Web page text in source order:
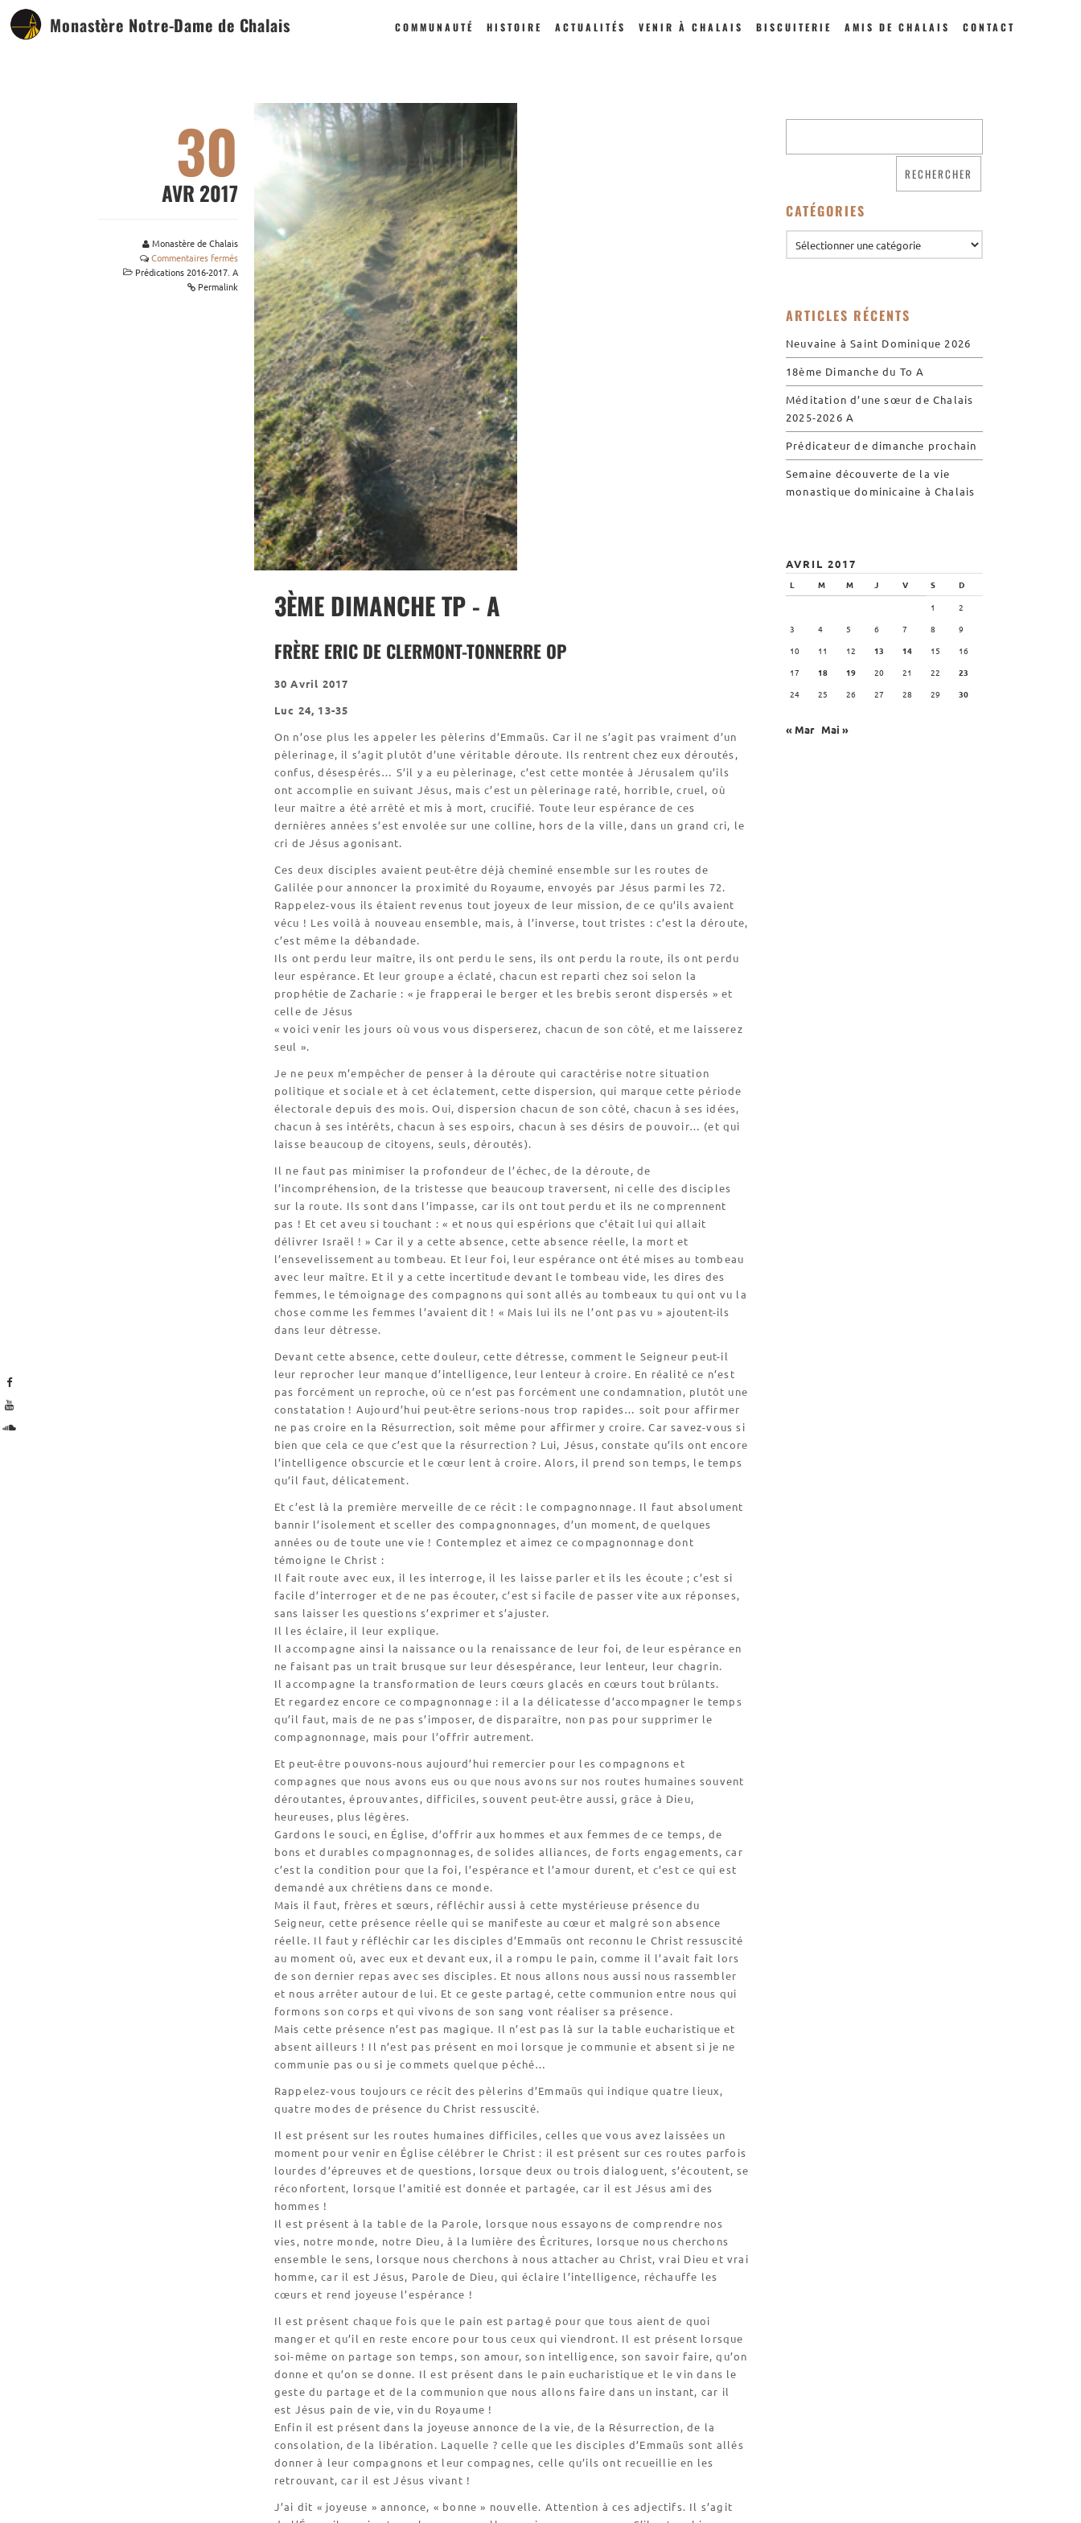
COMMUNAUTÉ HISTOIRE ACTUALITÉS VENIR À CHALAIS BISCUITERIE AMIS DE CHALAIS CONTACT
Monastère Notre-Dame de Chalais
Saint Dominique
dominicaine
Visite symbolique de
l’Église
Les randonnées
Accueil de groupes
Séjours étudiant(e)s
Bénévolat
Covoiturage
30
AVR 2017
Monastère de Chalais
Commentaires fermés
Prédications 2016-2017. A
Permalink
3ÈME DIMANCHE TP - A
FRÈRE ERIC DE CLERMONT-TONNERRE OP
30 Avril 2017
Luc 24, 13-35
On n’ose plus les appeler les pèlerins d’Emmaüs. Car il ne s’agit pas vraiment d’un
pèlerinage, il s’agit plutôt d’une véritable déroute. Ils rentrent chez eux déroutés,
confus, désespérés… S’il y a eu pèlerinage, c’est cette montée à Jérusalem qu’ils
ont accomplie en suivant Jésus, mais c’est un pèlerinage raté, horrible, cruel, où
leur maître a été arrêté et mis à mort, crucifié. Toute leur espérance de ces
dernières années s’est envolée sur une colline, hors de la ville, dans un grand cri, le
cri de Jésus agonisant.
Ces deux disciples avaient peut-être déjà cheminé ensemble sur les routes de
Galilée pour annoncer la proximité du Royaume, envoyés par Jésus parmi les 72.
Rappelez-vous ils étaient revenus tout joyeux de leur mission, de ce qu’ils avaient
vécu ! Les voilà à nouveau ensemble, mais, à l’inverse, tout tristes : c’est la déroute,
c’est même la débandade.
Ils ont perdu leur maître, ils ont perdu le sens, ils ont perdu la route, ils ont perdu
leur espérance. Et leur groupe a éclaté, chacun est reparti chez soi selon la
prophétie de Zacharie : « je frapperai le berger et les brebis seront dispersés » et
celle de Jésus
« voici venir les jours où vous vous disperserez, chacun de son côté, et me laisserez
seul ».
Je ne peux m’empêcher de penser à la déroute qui caractérise notre situation
politique et sociale et à cet éclatement, cette dispersion, qui marque cette période
électorale depuis des mois. Oui, dispersion chacun de son côté, chacun à ses idées,
chacun à ses intérêts, chacun à ses espoirs, chacun à ses désirs de pouvoir… (et qui
laisse beaucoup de citoyens, seuls, déroutés).
Il ne faut pas minimiser la profondeur de l’échec, de la déroute, de
l’incompréhension, de la tristesse que beaucoup traversent, ni celle des disciples
sur la route. Ils sont dans l’impasse, car ils ont tout perdu et ils ne comprennent
pas ! Et cet aveu si touchant : « et nous qui espérions que c’était lui qui allait
délivrer Israël ! » Car il y a cette absence, cette absence réelle, la mort et
l’ensevelissement au tombeau. Et leur foi, leur espérance ont été mises au tombeau
avec leur maître. Et il y a cette incertitude devant le tombeau vide, les dires des
femmes, le témoignage des compagnons qui sont allés au tombeaux tu qui ont vu la
chose comme les femmes l’avaient dit ! « Mais lui ils ne l’ont pas vu » ajoutent-ils
dans leur détresse.
Devant cette absence, cette douleur, cette détresse, comment le Seigneur peut-il
leur reprocher leur manque d’intelligence, leur lenteur à croire. En réalité ce n’est
pas forcément un reproche, où ce n’est pas forcément une condamnation, plutôt une
constatation ! Aujourd’hui peut-être serions-nous trop rapides… soit pour affirmer
ne pas croire en la Résurrection, soit même pour affirmer y croire. Car savez-vous si
bien que cela ce que c’est que la résurrection ? Lui, Jésus, constate qu’ils ont encore
l’intelligence obscurcie et le cœur lent à croire. Alors, il prend son temps, le temps
qu’il faut, délicatement.
Et c’est là la première merveille de ce récit : le compagnonnage. Il faut absolument
bannir l’isolement et sceller des compagnonnages, d’un moment, de quelques
années ou de toute une vie ! Contemplez et aimez ce compagnonnage dont
témoigne le Christ :
Il fait route avec eux, il les interroge, il les laisse parler et ils les écoute ; c’est si
facile d’interroger et de ne pas écouter, c’est si facile de passer vite aux réponses,
sans laisser les questions s’exprimer et s’ajuster.
Il les éclaire, il leur explique.
Il accompagne ainsi la naissance ou la renaissance de leur foi, de leur espérance en
ne faisant pas un trait brusque sur leur désespérance, leur lenteur, leur chagrin.
Il accompagne la transformation de leurs cœurs glacés en cœurs tout brûlants.
Et regardez encore ce compagnonnage : il a la délicatesse d’accompagner le temps
qu’il faut, mais de ne pas s’imposer, de disparaître, non pas pour supprimer le
compagnonnage, mais pour l’offrir autrement.
Et peut-être pouvons-nous aujourd’hui remercier pour les compagnons et
compagnes que nous avons eus ou que nous avons sur nos routes humaines souvent
déroutantes, éprouvantes, difficiles, souvent peut-être aussi, grâce à Dieu,
heureuses, plus légères.
Gardons le souci, en Église, d’offrir aux hommes et aux femmes de ce temps, de
bons et durables compagnonnages, de solides alliances, de forts engagements, car
c’est la condition pour que la foi, l’espérance et l’amour durent, et c’est ce qui est
demandé aux chrétiens dans ce monde.
Mais il faut, frères et sœurs, réfléchir aussi à cette mystérieuse présence du
Seigneur, cette présence réelle qui se manifeste au cœur et malgré son absence
réelle. Il faut y réfléchir car les disciples d’Emmaüs ont reconnu le Christ ressuscité
au moment où, avec eux et devant eux, il a rompu le pain, comme il l’avait fait lors
de son dernier repas avec ses disciples. Et nous allons nous aussi nous rassembler
et nous arrêter autour de lui. Et ce geste partagé, cette communion entre nous qui
formons son corps et qui vivons de son sang vont réaliser sa présence.
Mais cette présence n’est pas magique. Il n’est pas là sur la table eucharistique et
absent ailleurs ! Il n’est pas présent en moi lorsque je communie et absent si je ne
communie pas ou si je commets quelque péché…
Rappelez-vous toujours ce récit des pèlerins d’Emmaüs qui indique quatre lieux,
quatre modes de présence du Christ ressuscité.
Il est présent sur les routes humaines difficiles, celles que vous avez laissées un
moment pour venir en Église célébrer le Christ : il est présent sur ces routes parfois
lourdes d’épreuves et de questions, lorsque deux ou trois dialoguent, s’écoutent, se
réconfortent, lorsque l’amitié est donnée et partagée, car il est Jésus ami des
hommes !
Il est présent à la table de la Parole, lorsque nous essayons de comprendre nos
vies, notre monde, notre Dieu, à la lumière des Écritures, lorsque nous cherchons
ensemble le sens, lorsque nous cherchons à nous attacher au Christ, vrai Dieu et vrai
homme, car il est Jésus, Parole de Dieu, qui éclaire l’intelligence, réchauffe les
cœurs et rend joyeuse l’espérance !
Il est présent chaque fois que le pain est partagé pour que tous aient de quoi
manger et qu’il en reste encore pour tous ceux qui viendront. Il est présent lorsque
soi-même on partage son temps, son amour, son intelligence, son savoir faire, qu’on
donne et qu’on se donne. Il est présent dans le pain eucharistique et le vin dans le
geste du partage et de la communion que nous allons faire dans un instant, car il
est Jésus pain de vie, vin du Royaume !
Enfin il est présent dans la joyeuse annonce de la vie, de la Résurrection, de la
consolation, de la libération. Laquelle ? celle que les disciples d’Emmaüs sont allés
donner à leur compagnons et leur compagnes, celle qu’ils ont recueillie en les
retrouvant, car il est Jésus vivant !
J’ai dit « joyeuse » annonce, « bonne » nouvelle. Attention à ces adjectifs. Il s’agit
CATÉGORIES
ARTICLES RÉCENTS
Neuvaine à Saint Dominique 2026
18ème Dimanche du To A
Méditation d’une sœur de Chalais
2025-2026 A
Prédicateur de dimanche prochain
Semaine découverte de la vie
monastique dominicaine à Chalais
AVRIL 2017
L M M J V S
D
1
2
3
4 5 6 7 8
9
10
11 12 13 14 15
16
17
18 19 20 21 22
23
24
25 26 27 28 29 30
« Mar Mai »